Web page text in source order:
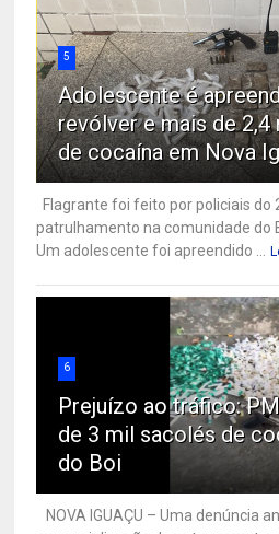
5
Adolescente é
revólver e mais de
de cocaína em Nova
Flagrante foi feito por policiais do
patrulhamento na comunidade do
Um adolescente foi apreendido ...
6
Prejuízo ao tráfico:
de 3 mil sacolés de
do Boi
NOVA IGUAÇU – Uma denúncia